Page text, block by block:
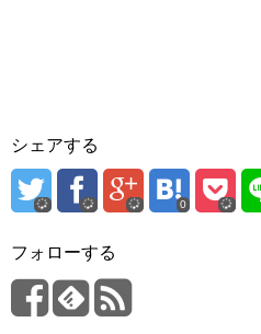
シェアする
0
フォローする